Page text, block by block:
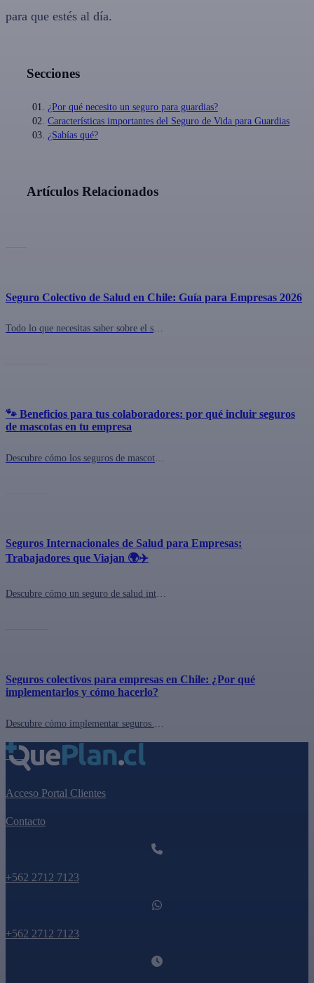
para que estés al día.
Secciones
¿Por qué necesito un seguro para guardias?
Características importantes del Seguro de Vida para Guardias
¿Sabías qué?
Artículos Relacionados
Seguro Colectivo de Salud en Chile: Guía para Empresas 2026
Todo lo que necesitas saber sobre el seguro colectivo de salud para tu empresa en Chile: coberturas, costos, cómo contratar y las mejores opciones del mercado.
🐾 Beneficios para tus colaboradores: por qué incluir seguros
de mascotas en tu empresa
Seguros Internacionales de Salud para Empresas:
Trabajadores que Viajan 🌍✈️
Seguros colectivos para empresas en Chile: ¿Por qué
implementarlos y cómo hacerlo?
Acceso Portal Clientes
Contacto
+562 2712 7123
+562 2712 7123